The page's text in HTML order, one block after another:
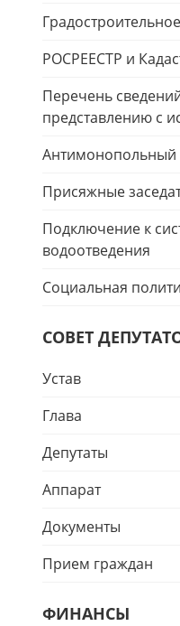
РОСРЕЕСТР и
Перечень
представлению с
Антимонопольный
Присяжные
Подключение к
водоотведения
Социальная
СОВЕТ
Устав
Глава
Депутаты
Аппарат
Документы
Прием граждан
ФИНАНСЫ